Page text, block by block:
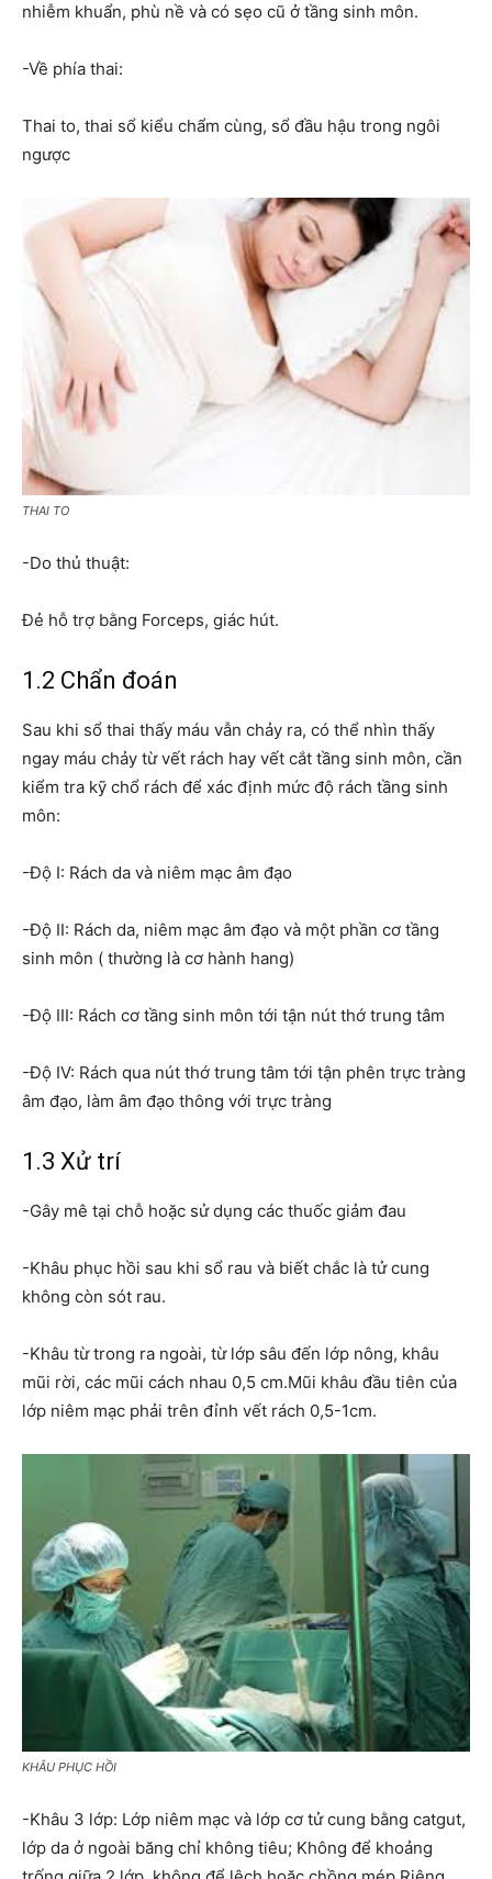
nhiễm khuẩn, phù nề và có sẹo cũ ở tầng sinh môn.
-Về phía thai:
Thai to, thai sổ kiểu chẩm cùng, sổ đầu hậu trong ngôi
ngược
THAI TO
-Do thủ thuật:
Đẻ hỗ trợ bằng Forceps, giác hút.
1.2 Chẩn đoán
Sau khi sổ thai thấy máu vẫn chảy ra, có thể nhìn thấy
ngay máu chảy từ vết rách hay vết cắt tầng sinh môn, cần
kiểm tra kỹ chổ rách để xác định mức độ rách tầng sinh
môn:
-Độ I: Rách da và niêm mạc âm đạo
-Độ II: Rách da, niêm mạc âm đạo và một phần cơ tầng
sinh môn ( thường là cơ hành hang)
-Độ III: Rách cơ tầng sinh môn tới tận nút thớ trung tâm
-Độ IV: Rách qua nút thớ trung tâm tới tận phên trực tràng
âm đạo, làm âm đạo thông với trực tràng
1.3 Xử trí
-Gây mê tại chỗ hoặc sử dụng các thuốc giảm đau
-Khâu phục hồi sau khi sổ rau và biết chắc là tử cung
không còn sót rau.
-Khâu từ trong ra ngoài, từ lớp sâu đến lớp nông, khâu
mũi rời, các mũi cách nhau 0,5 cm.Mũi khâu đầu tiên của
lớp niêm mạc phải trên đỉnh vết rách 0,5-1cm.
KHÂU PHỤC HỒI
-Khâu 3 lớp: Lớp niêm mạc và lớp cơ tử cung bằng catgut,
lớp da ở ngoài băng chỉ không tiêu; Không để khoảng